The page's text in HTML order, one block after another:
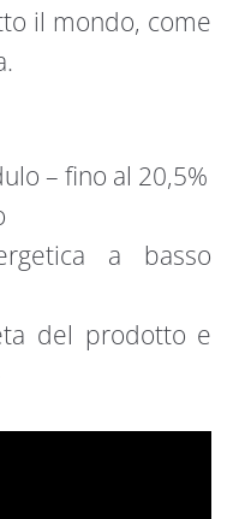
il mondo, come
– fino al 20,5%
a basso
del prodotto e